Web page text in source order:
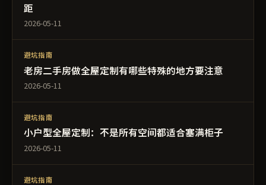
距
2026-05-11
避坑指南
老房二手房做全屋定制有哪些特殊的地方要注意
2026-05-11
避坑指南
小户型全屋定制：不是所有空间都适合塞满柜子
2026-05-11
避坑指南